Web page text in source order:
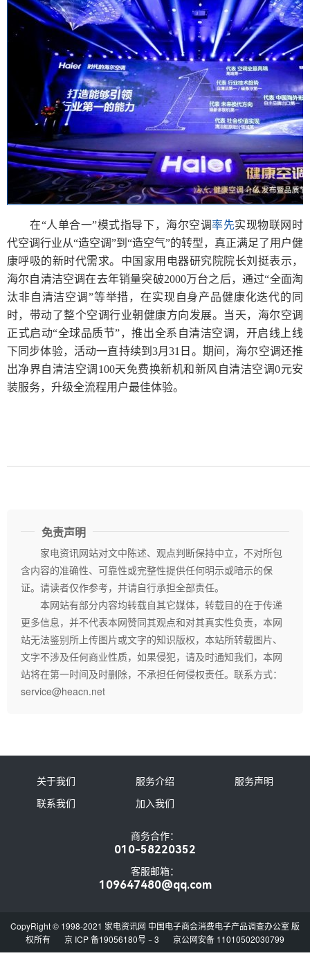
在“人单合一”模式指导下，海尔空调率先实现物联网时
代空调行业从“造空调”到“造空气”的转型，真正满足了用户健
康呼吸的新时代需求。中国家用电器研究院院长刘挺表示，
海尔自清洁空调在去年销量突破2000万台之后，通过“全面淘
汰非自清洁空调”等举措，在实现自身产品健康化迭代的同
时，带动了整个空调行业朝健康方向发展。当天，海尔空调
正式启动“全球品质节”，推出全系自清洁空调，开启线上线
下同步体验，活动一直持续到3月31日。期间，海尔空调还推
出净界自清洁空调100天免费换新机和新风自清洁空调0元安
装服务，升级全流程用户最佳体验。
免责声明
家电资讯网站对文中陈述、观点判断保持中立，不对所包
含内容的准确性、可靠性或完整性提供任何明示或暗示的保
证。请读者仅作参考，并请自行承担全部责任。
本网站有部分内容均转载自其它媒体，转载目的在于传递
更多信息，并不代表本网赞同其观点和对其真实性负责，本网
站无法鉴别所上传图片或文字的知识版权，本站所转载图片、
文字不涉及任何商业性质，如果侵犯，请及时通知我们，本网
站将在第一时间及时删除，不承担任何侵权责任。联系方式：
service@heacn.net
关于我们 服务介绍
服务声明
联系我们
加入我们
商务合作：
010-58220352
客服邮箱：
109647480@qq.com
CopyRight © 1998-2021 家电资讯网 中国电子商会消费电子产品调查办公室 版
权所有
京 ICP 备19056180号﹣3 京公网安备 11010502030799